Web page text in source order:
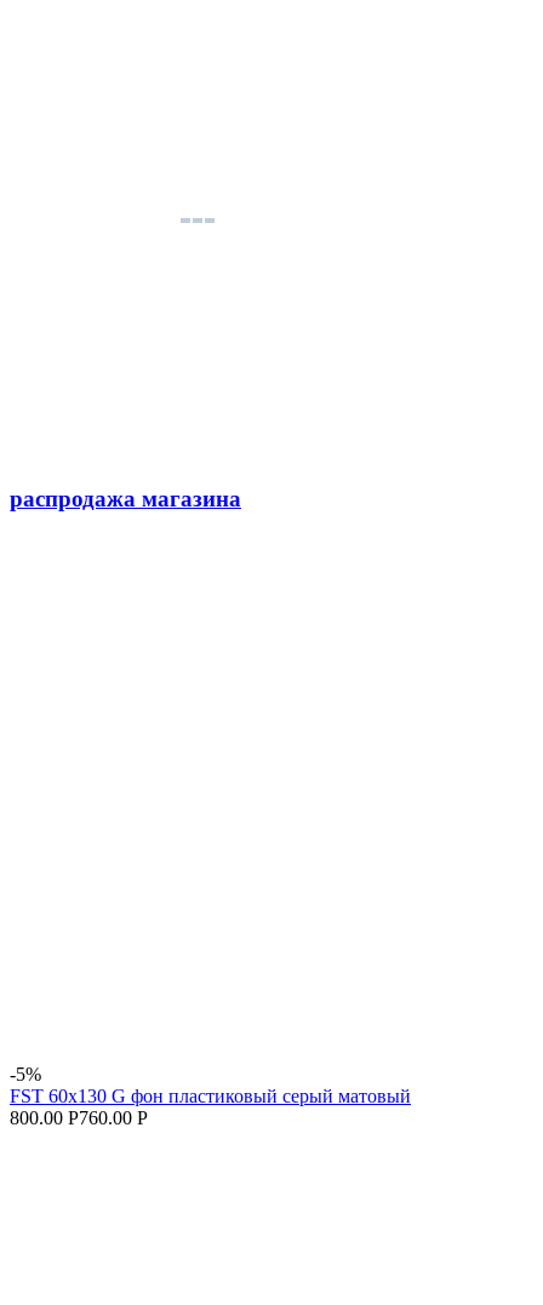
распродажа магазина
-5%
FST 60х130 G фон пластиковый серый матовый
800.00 Р760.00 Р